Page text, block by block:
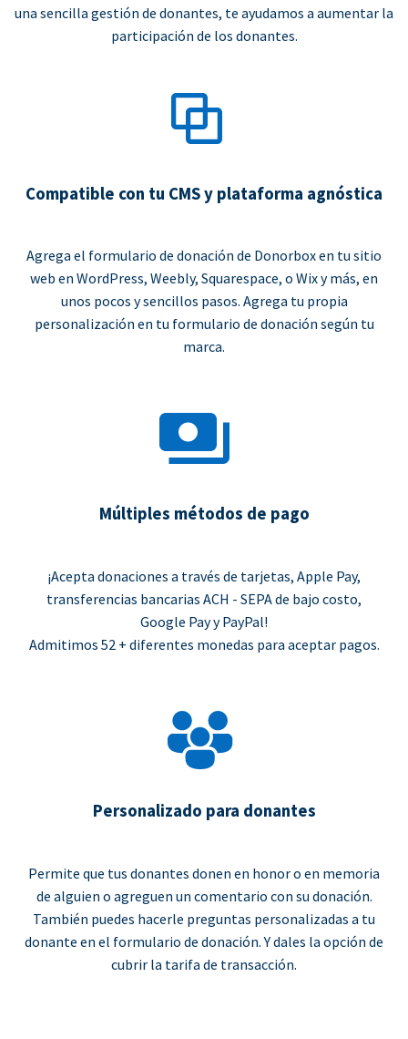
una sencilla gestión de donantes, te ayudamos a aumentar la
participación de los donantes.
Compatible con tu CMS y plataforma agnóstica
Agrega el formulario de donación de Donorbox en tu sitio
web en WordPress, Weebly, Squarespace, o Wix y más, en
unos pocos y sencillos pasos. Agrega tu propia
personalización en tu formulario de donación según tu
marca.
Múltiples métodos de pago
¡Acepta donaciones a través de tarjetas, Apple Pay,
transferencias bancarias ACH - SEPA de bajo costo,
Google Pay y PayPal!
Admitimos 52 + diferentes monedas para aceptar pagos.
Personalizado para donantes
Permite que tus donantes donen en honor o en memoria
de alguien o agreguen un comentario con su donación.
También puedes hacerle preguntas personalizadas a tu
donante en el formulario de donación. Y dales la opción de
cubrir la tarifa de transacción.